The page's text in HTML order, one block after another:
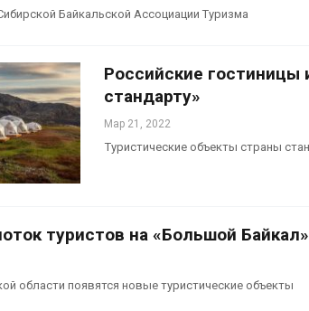
Байкальской Ассоциации Туризма
Российские гостиницы
стандарту»
Мар 21, 2022
Туристические объекты страны
туристов на «Большой
области появятся новые туристические объекты